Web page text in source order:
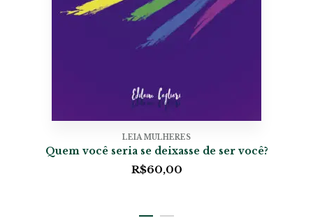
LEIA MULHERES
Quem você seria se deixasse de ser você?
R$60,00